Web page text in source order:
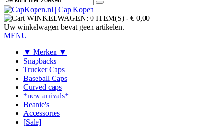
WINKELWAGEN: 0 ITEM(S) - € 0,00
Uw winkelwagen bevat geen artikelen.
MENU
▼ Merken ▼
Snapbacks
Trucker Caps
Baseball Caps
Curved caps
*new arrivals*
Beanie's
Accessories
[Sale]